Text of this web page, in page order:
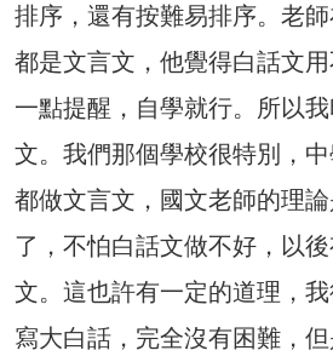
排序，還有按難易排序。老
都是文言文，他覺得白話文
一點提醒，自學就行。所以
文。我們那個學校很特別，
都做文言文，國文老師的理
了，不怕白話文做不好，以
文。這也許有一定的道理，
寫大白話，完全沒有困難，